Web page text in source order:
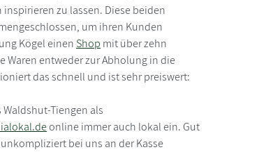
zu lassen. Diese beiden
um ihren Kunden
Kögel einen Shop mit über zehn
Waren entweder zur Abholung in die
das schnell und ist sehr preiswert:
Tiengen als
online immer auch lokal ein. Gut
bei uns an der Kasse